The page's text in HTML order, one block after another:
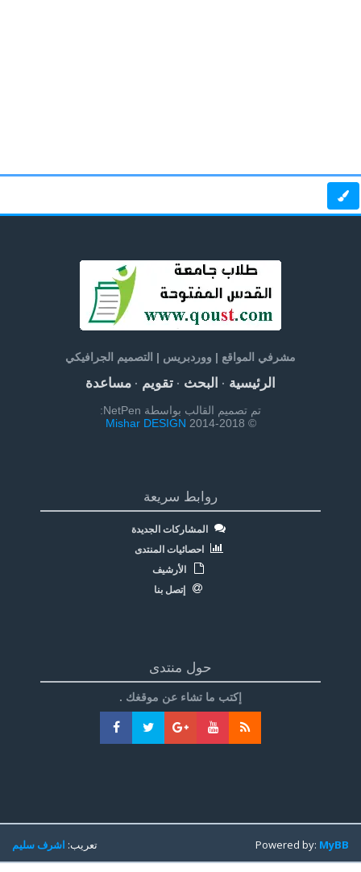
مشرفي المواقع | ووردبريس | التصميم الجرافيكي
الرئيسية· البحث· تقويم· مساعدة
تم تصميم القالب بواسطة NetPen:
© 2014-2018
Mishar DESIGN
روابط سريعة
المشاركات الجديدة
احصائيات المنتدى
الأرشيف
إتصل بنا
حول منتدى
إكتب ما تشاء عن موقغك .
تعريب:اشرف سليم Powered by:MyBB